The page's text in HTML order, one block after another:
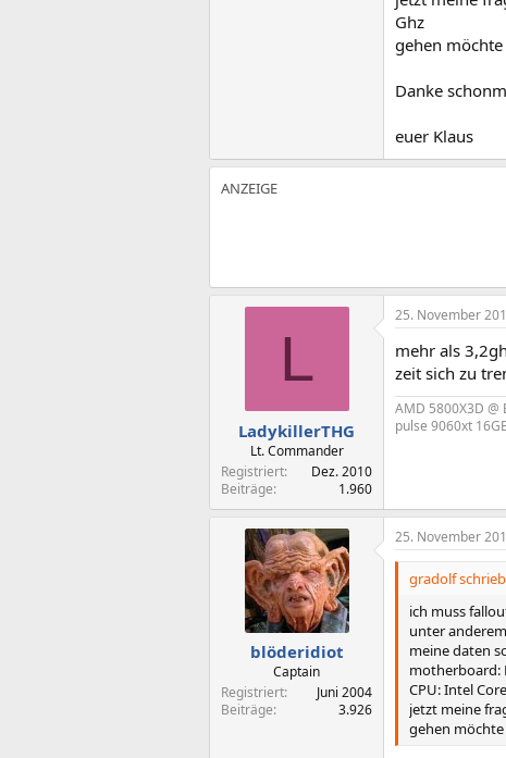
Ghz
gehen
Danke
euer Klaus
L
LadykillerTHG
Lt. Commander
Registriert
Dez. 2010
Beiträge
1.960
25. November
mehr als
zeit sich zu
AMD 5800X3D @
pulse 9060xt
blöderidiot
Captain
Registriert
Juni 2004
Beiträge
3.926
25. November
gradolf
ich muss
unter
meine daten
motherboard:
CPU: Intel
jetzt meine
gehen